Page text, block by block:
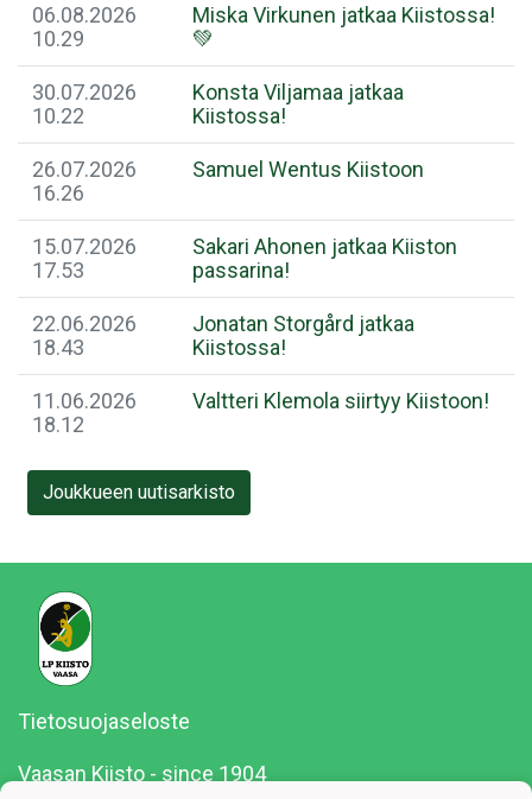
06.08.2026
10.29
Miska Virkunen jatkaa Kiistossa!
💚
30.07.2026
10.22
Konsta Viljamaa jatkaa
Kiistossa!
26.07.2026
16.26
Samuel Wentus Kiistoon
15.07.2026
17.53
Sakari Ahonen jatkaa Kiiston
passarina!
22.06.2026
18.43
Jonatan Storgård jatkaa
Kiistossa!
11.06.2026
18.12
Valtteri Klemola siirtyy Kiistoon!
Joukkueen uutisarkisto
Tietosuojaseloste
Vaasan Kiisto - since 1904